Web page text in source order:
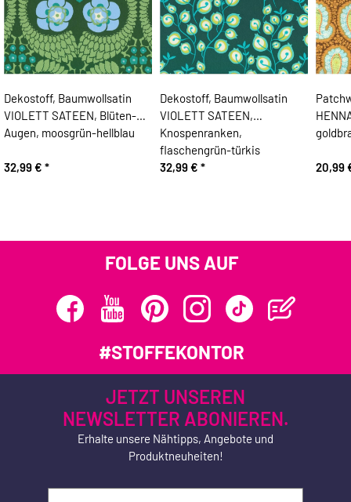
Dekostoff, Baumwollsatin
VIOLETT SATEEN, Blüten-
Augen, moosgrün-hellblau
32,99 € *
Dekostoff, Baumwollsatin
VIOLETT SATEEN,
Knospenranken,
flaschengrün-türkis
32,99 € * 20,99
FOLGE UNS AUF
#STOFFEKONTOR
JETZT UNSEREN
NEWSLETTER ABONIEREN.
Erhalte unsere Nähtipps, Angebote und
Produktneuheiten!